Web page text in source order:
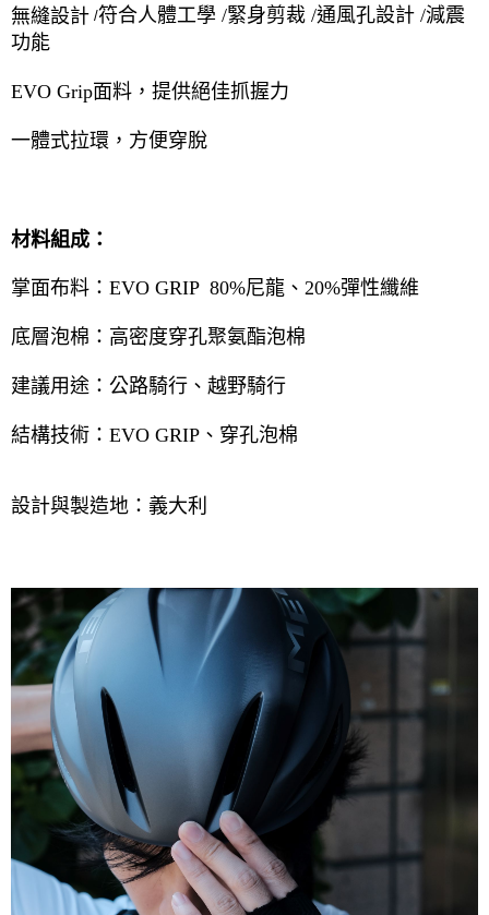
無縫設計 /符合人體工學 /緊身剪裁 /通風孔設計 /減震
功能
EVO Grip面料，提供絕佳抓握力
一體式拉環，方便穿脫
材料組成：
掌面布料： EVO GRIP 80%尼龍、 20%彈性纖維
底層泡棉：高密度穿孔聚氨酯泡棉
建議用途：公路騎行、越野騎行
結構技術： EVO GRIP 、穿孔泡棉
設計與製造地：義大利